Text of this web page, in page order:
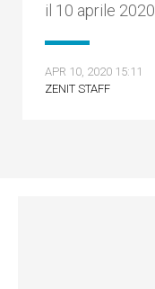
il 10 aprile 2020
APR 10, 2020 15:11
ZENIT STAFF